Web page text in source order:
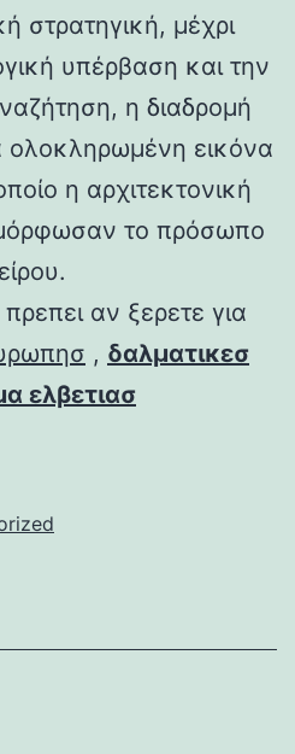
στρατηγική, μέχρι
υπέρβαση και την
η διαδρομή
ολοκληρωμένη εικόνα
η αρχιτεκτονική
το πρόσωπο
αν ξερετε για
, δαλματικεσ
ελβετιασ